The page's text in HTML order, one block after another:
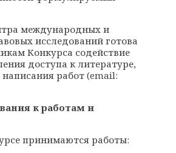
международных и
исследований готова
Конкурса содействие
доступа к литературе,
работ (email:
к работам и
принимаются работы: